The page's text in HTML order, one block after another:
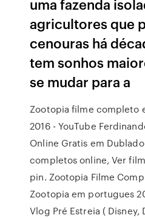
uma fazenda
agricultores que
cenouras há
tem sonhos
se mudar para a
Zootopia filme completo
2016 - YouTube
Online Gratis em
completos online, Ver
pin. Zootopia Filme
Zootopia em portugues
Vlog Pré Estreia ( Disney,